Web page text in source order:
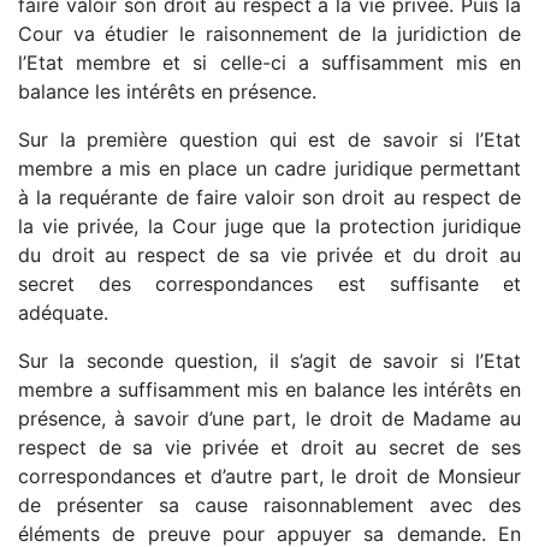
Cour va étudier le raisonnement de la juridiction de
l’Etat membre et si celle-ci a suffisamment mis en
balance les intérêts en présence.
Sur la première question qui est de savoir si l’Etat
membre a mis en place un cadre juridique permettant
à la requérante de faire valoir son droit au respect de
la vie privée, la Cour juge que la protection juridique
du droit au respect de sa vie privée et du droit au
secret des correspondances est suffisante et
adéquate.
Sur la seconde question, il s’agit de savoir si l’Etat
membre a suffisamment mis en balance les intérêts en
présence, à savoir d’une part, le droit de Madame au
respect de sa vie privée et droit au secret de ses
correspondances et d’autre part, le droit de Monsieur
de présenter sa cause raisonnablement avec des
éléments de preuve pour appuyer sa demande. En